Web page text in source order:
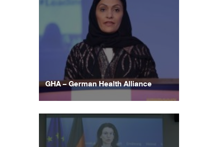
GHA – German Health Alliance